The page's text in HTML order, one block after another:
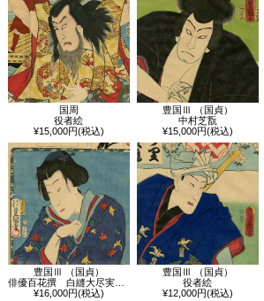
国周
役者絵
¥15,000円(税込)
豊国Ⅲ （国貞）
中村芝翫
¥15,000円(税込)
豊国Ⅲ （国貞）
俳優百花撰 白縫大尽実ハ若菜姫
¥16,000円(税込)
豊国Ⅲ （国貞）
役者絵
¥12,000円(税込)